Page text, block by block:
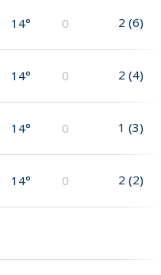
14° 0 2 (6)
14° 0 2 (4)
14° 0 1 (3)
14° 0 2 (2)